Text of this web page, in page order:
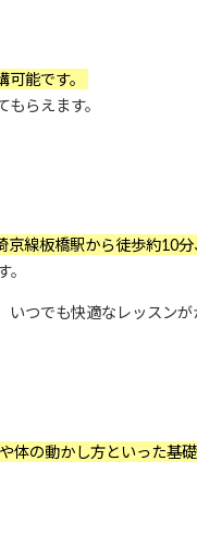
能です。
らえます。
線板橋駅から徒歩約10
つでも快適なレッスンが
体の動かし方といった基